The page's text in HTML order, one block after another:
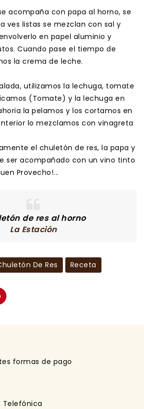
acompaña con papa al horno, se
ves listas se mezclan con sal y
en papel aluminio y
Cuando pase el tiempo de
la crema de leche.
utilizamos la lechuga, tomate
(Tomate) y la lechuga en
la pelamos y los cortamos en
lo mezclamos con vinagreta
el chuletón de res, la papa y
ser acompañado con un vino tinto
Provecho!...
de res al horno
La Estación
De Res Receta
formas de pago
Telefónica